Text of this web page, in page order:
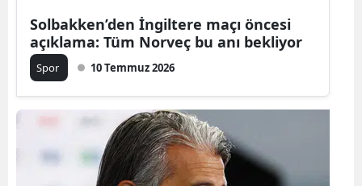
Malatya
Solbakken’den İngiltere maçı öncesi
açıklama: Tüm Norveç bu anı bekliyor
Spor 10 Temmuz 2026